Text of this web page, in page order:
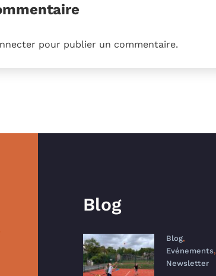
pour publier un commentaire.
Blog
Blog,
Evénements,
Newsletter